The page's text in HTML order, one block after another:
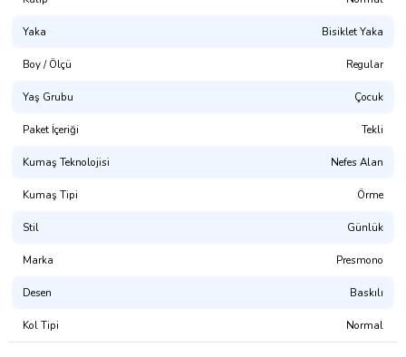
Presmono
Kalıp: Normal Kesim (Unisex. Hem Erkek Hem Kız Çocuk Giyime
Uygundur)
%100 Pamuklu. 1. Kalite Penye
(NOT: Uygun bedeni bulamadınız mı? Mağaza sayfamızda
sertifikalı, CPSIA uyumlu, GOTS onaylı, Su Bazlı Pigment Boya)
Tasarımı Şu Ürünlerde Satın Alabilirsiniz:
Erkek Tişört
Kadın Tişört
Yaka Bisiklet Yaka
Boy / Ölçü Regular
Yaş Grubu Çocuk
Paket İçeriği Tekli
Kumaş Teknolojisi Nefes Alan
Kumaş Tipi Örme
Stil Günlük
Marka Presmono
Desen Baskılı
Kol Tipi Normal